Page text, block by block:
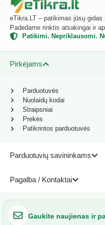
eTikra.LT – patikimas jūsų
Padedame rinktis atsakingai ir
Patikimi. Nepriklausomi.
Pirkėjams
Parduotuvių savininkams
Pagalba / Kontaktai
Parduotuvės
Nuolaidų kodai
Straipsniai
Prekės
Patikrintos parduotuvės
Gaukite naujienas ir